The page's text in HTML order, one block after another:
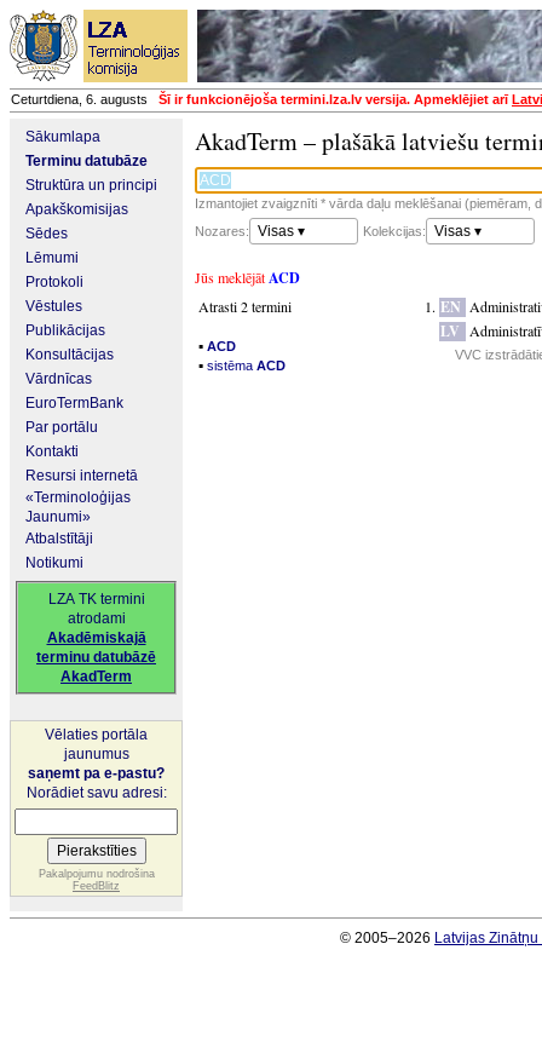
Ceturtdiena, 6. augusts Šī ir funkcionējoša termini.lza.lv versija. Apmeklējiet arī
Sākumlapa
Terminu datubāze
Struktūra un principi
Apakškomisijas
Sēdes
Lēmumi
Protokoli
Vēstules
Publikācijas
Konsultācijas
Vārdnīcas
EuroTermBank
Par portālu
Kontakti
Resursi internetā
«Terminoloģijas
Jaunumi»
Atbalstītāji
Notikumi
LZA TK termini
atrodami
Akadēmiskajā
terminu datubāzē
AkadTerm
Vēlaties portāla
jaunumus
saņemt pa e-pastu?
Norādiet savu adresi:
Pakalpojumu nodrošina
FeedBlitz
AkadTerm – plašākā latviešu
Izmantojiet zvaigznīti * vārda daļu meklēšanai (piemēram,
Nozares:
Visas ▾ Kolekcijas: Visas ▾
Jūs meklējātACD
Atrasti 2 termini
▪ ACD
▪ sistēma ACD
EN
LV
VVC
© 2005–2026 Latvijas